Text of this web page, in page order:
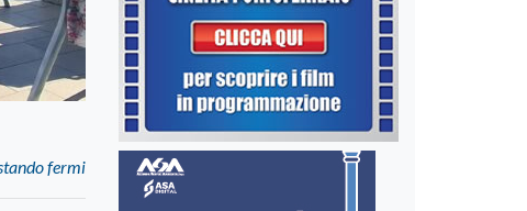
fermi